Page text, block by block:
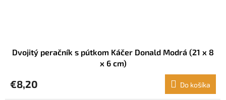
Dvojitý peračník s pútkom Káčer Donald Modrá (21 x 8
x 6 cm)
€8,20 Do košíka